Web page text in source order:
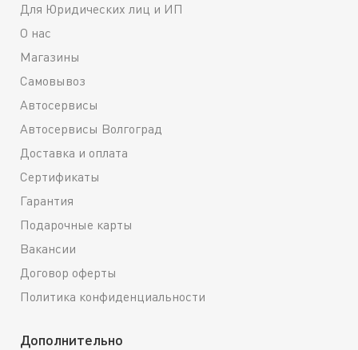
Для Юридических лиц и ИП
О нас
Магазины
Самовывоз
Автосервисы
Автосервисы Волгоград
Доставка и оплата
Сертификаты
Гарантия
Подарочные карты
Вакансии
Договор оферты
Политика конфиденциальности
Дополнительно